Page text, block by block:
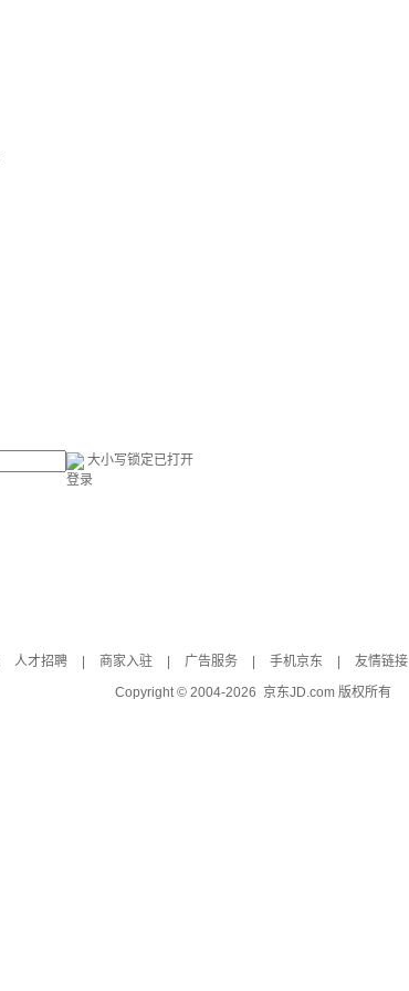
大小写锁定已打开
登录
人才招聘 商家入驻 广告服务 手机京东 友情链接
Copyright © 2004-2026 京东JD.com 版权所有